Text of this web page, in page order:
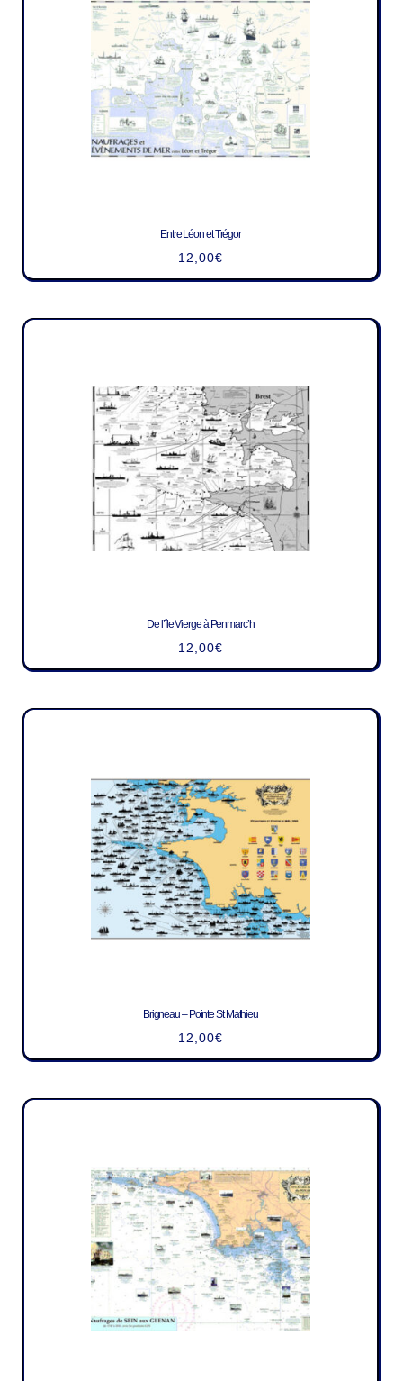
Entre Léon et Trégor
12,00€
De l’île Vierge à Penmarc’h
12,00€
Brigneau – Pointe St Mathieu
12,00€